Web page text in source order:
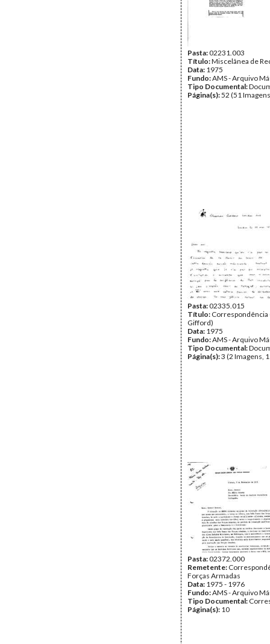
Pasta:02231.003
Título:Miscelânea de
Data: 1975
Fundo:AMS - Arquivo
Tipo Documental:
Página(s):52 (51
Pasta:02335.015
Título:
Gifford)
Data: 1975
Fundo:AMS - Arquivo
Tipo Documental:
Página(s):3 (2 Imagens,
Pasta:02372.000
Remetente:
Forças Armadas
Data: 1975 - 1976
Fundo:AMS - Arquivo
Tipo Documental:
Página(s): 10